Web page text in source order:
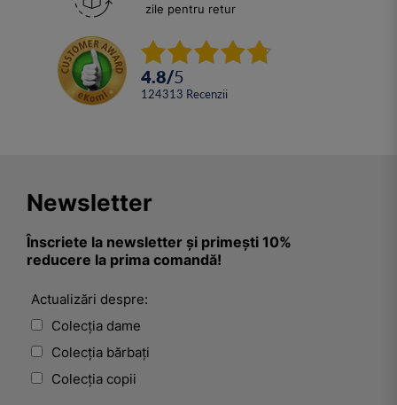
zile pentru retur
4.8/5
124313 Recenzii
Newsletter
Înscriete la newsletter și primești 10%
reducere la prima comandă!
Actualizări despre:
Colecția dame
Colecția bărbați
Colecția copii